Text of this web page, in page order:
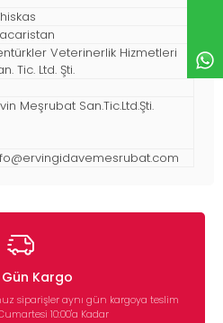
Veterinerlik Hizmetleri
Tic. Ltd. Şti.
Meşrubat San.Tic.Ltd.Şti.
Gün Kargo
siparişler aynı gün kargoya teslim
10:00'a Kadar